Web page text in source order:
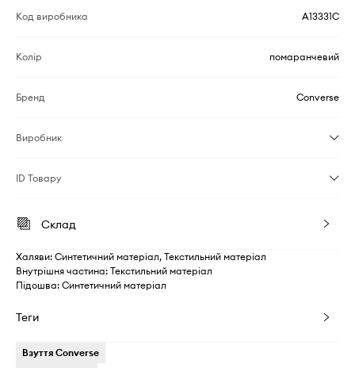
Код виробника A13331C
Колір помаранчевий
Бренд Converse
Виробник
ID Товару
Склад
Халяви: Синтетичний матеріал, Текстильний матеріал
Внутрішня частина: Текстильний матеріал
Підошва: Синтетичний матеріал
Теги
Взуття Converse